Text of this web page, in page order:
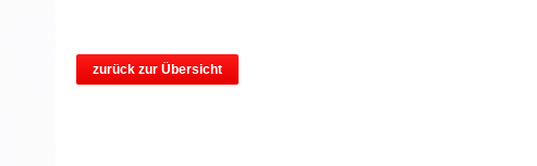
zurück zur Übersicht